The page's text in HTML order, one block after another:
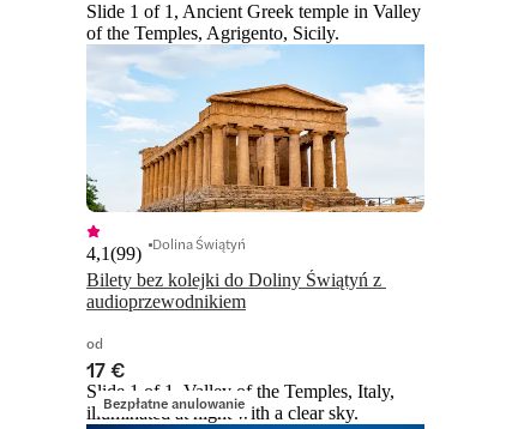
Slide 1 of 1, Ancient Greek temple in Valley
of the Temples, Agrigento, Sicily.
Bilety bez kolejki do Doliny Świątyń z
audioprzewodnikiem
4,1(99) Dolina Świątyń
od
17 €
Bezpłatne anulowanie
Slide 1 of 1, Valley of the Temples, Italy,
illuminated at night with a clear sky.